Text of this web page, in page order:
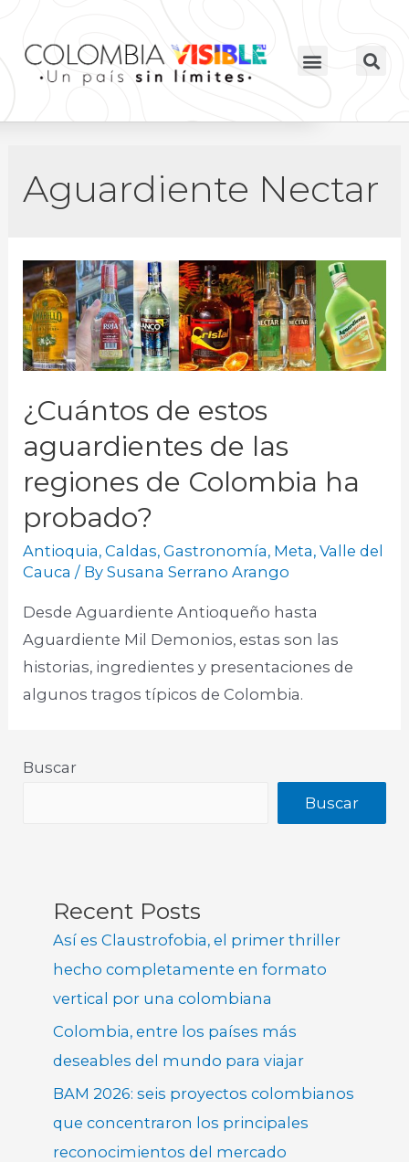
Aguardiente Nectar
¿Cuántos de estos
aguardientes de las
regiones de Colombia ha
probado?
Antioquia,Caldas,Gastronomía, Meta,Valle del
Cauca / BySusana Serrano Arango
Desde Aguardiente Antioqueño hasta
Aguardiente Mil Demonios, estas son las
historias, ingredientes y presentaciones de
algunos tragos típicos de Colombia.​
Buscar
Buscar
Recent Posts
Así es Claustrofobia, el primer thriller
hecho completamente en formato
vertical por una colombiana
Colombia, entre los países más
deseables del mundo para viajar
BAM 2026: seis proyectos colombianos
que concentraron los principales
reconocimientos del mercado